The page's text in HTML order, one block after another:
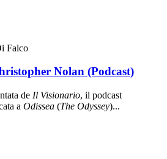
Falco
Nolan (Podcast)
de Il Visionario, il podcast
a Odissea (The Odyssey)...